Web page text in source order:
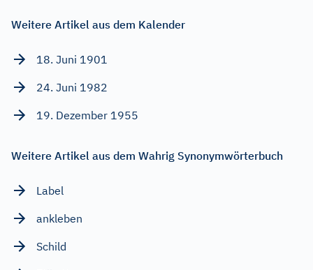
Weitere Artikel aus dem Kalender
18. Juni 1901
24. Juni 1982
19. Dezember 1955
Weitere Artikel aus dem Wahrig Synonymwörterbuch
Label
ankleben
Schild